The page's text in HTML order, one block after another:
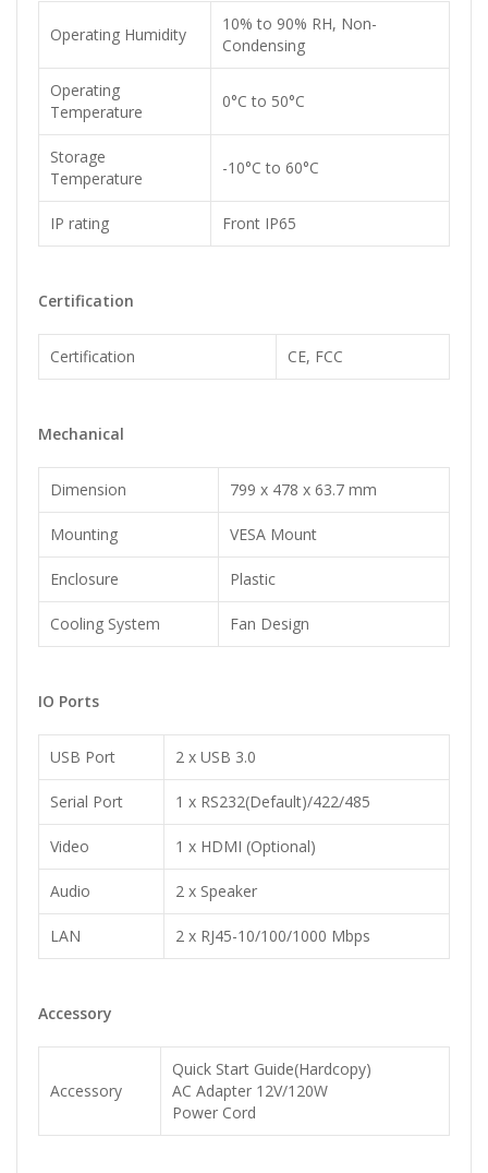
Operating Humidity
10% to 90% RH, Non-
Condensing
Operating
Temperature
0°C to 50°C
Storage
Temperature
-10°C to 60°C
IP rating Front IP65
Certification
Certification CE, FCC
Mechanical
Dimension 799 x 478 x 63.7 mm
Mounting VESA Mount
Enclosure Plastic
Cooling System Fan Design
IO Ports
USB Port 2 x USB 3.0
Serial Port 1 x RS232(Default)/422/485
Video 1 x HDMI (Optional)
Audio 2 x Speaker
LAN 2 x RJ45-10/100/1000 Mbps
Accessory
Accessory
Quick Start Guide(Hardcopy)
AC Adapter 12V/120W
Power Cord